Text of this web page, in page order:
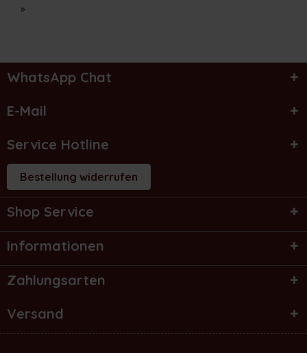
»
WhatsApp Chat
E-Mail
Service Hotline
Bestellung widerrufen
Shop Service
Informationen
Zahlungsarten
Versand